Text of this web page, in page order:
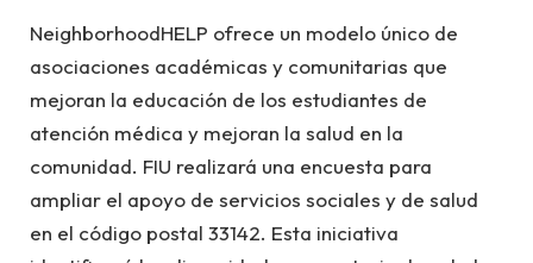
NeighborhoodHELP ofrece un modelo único de
asociaciones académicas y comunitarias que
mejoran la educación de los estudiantes de
atención médica y mejoran la salud en la
comunidad. FIU realizará una encuesta para
ampliar el apoyo de servicios sociales y de salud
en el código postal 33142. Esta iniciativa